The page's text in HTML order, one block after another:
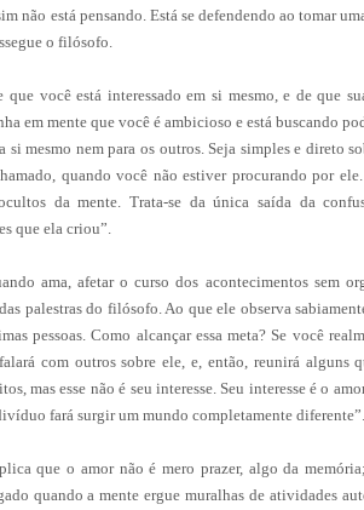
não está pensando. Está se defendendo ao tomar
o filósofo.
você está interessado em si mesmo, e de que
em mente que você é ambicioso e está buscando
mesmo nem para os outros. Seja simples e direto
quando você não estiver procurando por
da mente. Trata-se da única saída da
que ela criou”.
ama, afetar o curso dos acontecimentos sem
palestras do filósofo. Ao que ele observa
pessoas. Como alcançar essa meta? Se você
com outros sobre ele, e, então, reunirá alguns
mas esse não é seu interesse. Seu interesse é o
fará surgir um mundo completamente diferente”.
que o amor não é mero prazer, algo da
quando a mente ergue muralhas de atividades